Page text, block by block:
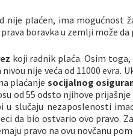
nije plaćen, ima mogućnost
boravka u zemlji može
koji radnik plaća. Osim
nije veća od 11000 evra.
plaćanje socijalnog
od 55 odsto njihove
slučaju nezaposlenosti
da bio ostvario ovo pravo.
pravo na ovu novčanu